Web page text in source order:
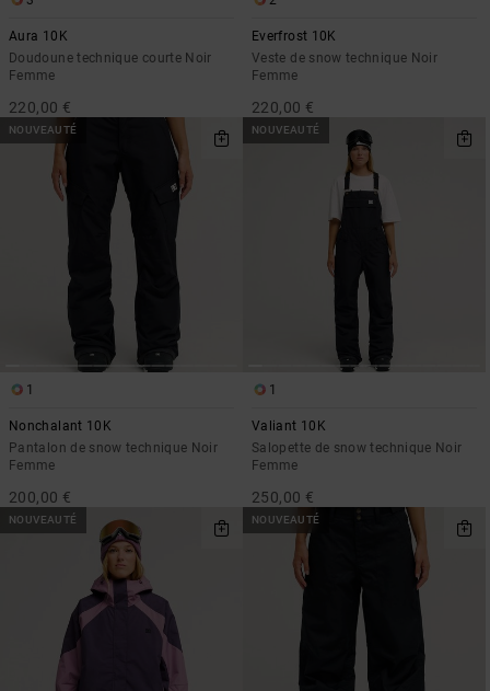
Aura 10K
Doudoune technique courte Noir
Femme
220,00 €
Everfrost 10K
Veste de snow technique Noir
Femme
220,00 €
NOUVEAUTÉ
1
Nonchalant 10K
Pantalon de snow technique Noir
Femme
200,00 €
NOUVEAUTÉ
1
Valiant 10K
Salopette de snow technique Noir
Femme
250,00 €
NOUVEAUTÉ NOUVEAUTÉ